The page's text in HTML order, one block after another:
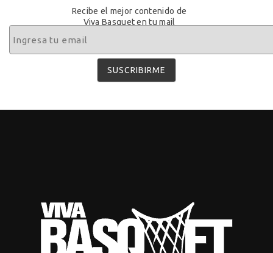
Recibe el mejor contenido de
Viva Basquet en tu mail